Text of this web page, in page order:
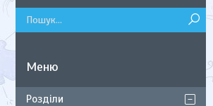
Розділи